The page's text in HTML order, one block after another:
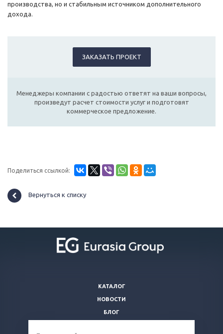
производства, но и стабильным источником дополнительного
дохода.
ЗАКАЗАТЬ ПРОЕКТ
Менеджеры компании с радостью ответят на ваши вопросы,
произведут расчет стоимости услуг и подготовят
коммерческое предложение.
Поделиться ссылкой:
Вернуться к списку
КАТАЛОГ
НОВОСТИ
БЛОГ